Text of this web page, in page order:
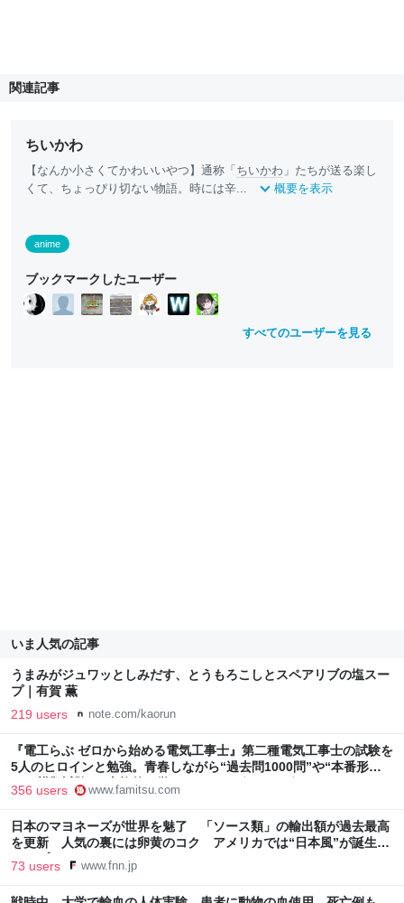
関連記事
ちいかわ
【なんか小さくてかわいいやつ】通称「 ちいかわ 」たちが送る楽し
くて、ちょっぴり切ない物語。時には辛...
概要を表示
anime
ブックマークしたユーザー
すべてのユーザーを見る
いま人気の記事
うまみがジュワッとしみだす、とうもろこしとスペアリブの塩スー
プ｜有賀 薫
219 users note.com/kaorun
『電工らぶ ゼロから始める電気工事士』第二種電気工事士の試験を
5人のヒロインと勉強。青春しながら“過去問1000問”や“本番形式
CBT模擬試験”で本格的に学べるノベルゲーム | ゲーム・エンタメ
最新情報のファミ通.com
356 users www.famitsu.com
日本のマヨネーズが世界を魅了 「ソース類」の輸出額が過去最高
を更新 人気の裏には卵黄のコク アメリカでは“日本風”が誕生｜
FNNプライムオンライン
73 users www.fnn.jp